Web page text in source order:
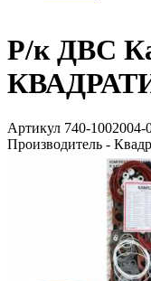
Р/к ДВС
Артикул 740-1002004-
Производитель -